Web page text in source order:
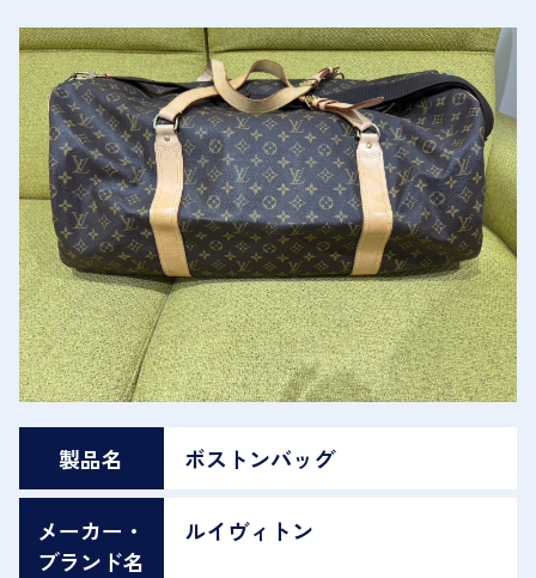
製品名 ボストンバッグ
メーカー・
ブランド名
ルイヴィトン